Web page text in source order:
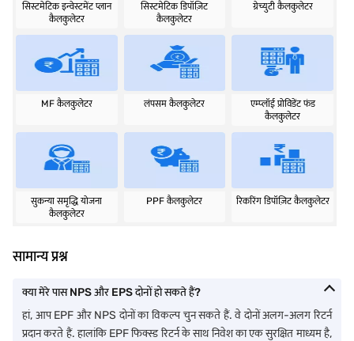
सिस्टमेटिक इन्वेस्टमेंट प्लान
कैलकुलेटर
सिस्टमेटिक डिपॉज़िट
कैलकुलेटर
ग्रेच्युटी कैलकुलेटर
MF कैलकुलेटर लंपसम कैलकुलेटर
एम्‍प्‍लॉई प्रोविडेंट फंड
कैलकुलेटर
सुकन्या समृद्धि योजना
कैलकुलेटर
PPF कैलकुलेटर रिकरिंग डिपॉज़िट कैलकुलेटर
सामान्य प्रश्न
क्या मेरे पास NPS और EPS दोनों हो सकते हैं?
हां, आप EPF और NPS दोनों का विकल्प चुन सकते हैं. वे दोनों अलग-अलग रिटर्न
प्रदान करते हैं. हालांकि EPF फिक्स्ड रिटर्न के साथ निवेश का एक सुरक्षित माध्यम है,